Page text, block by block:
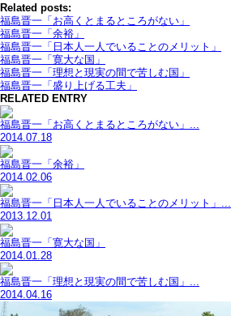
Related posts:
福島晋一「お高くとまるところがない」
福島晋一「余裕」
福島晋一「日本人一人でいることのメリット」
福島晋一「寛大な国」
福島晋一「理想と現実の間で苦しむ国」
福島晋一「盛り上げる工夫」
RELATED ENTRY
福島晋一「お高くとまるところがない」...
2014.07.18
福島晋一「余裕」
2014.02.06
福島晋一「日本人一人でいることのメリット」...
2013.12.01
福島晋一「寛大な国」
2014.01.28
福島晋一「理想と現実の間で苦しむ国」...
2014.04.16